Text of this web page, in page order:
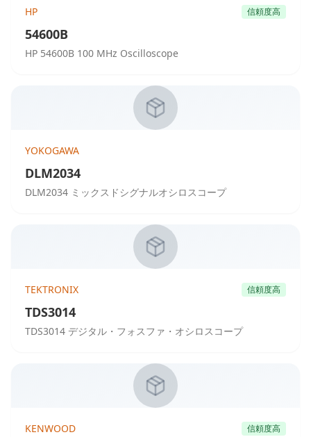
HP 信頼度高
54600B
HP 54600B 100 MHz Oscilloscope
YOKOGAWA
DLM2034
DLM2034 ミックスドシグナルオシロスコープ
TEKTRONIX 信頼度高
TDS3014
TDS3014 デジタル・フォスファ・オシロスコープ
KENWOOD 信頼度高